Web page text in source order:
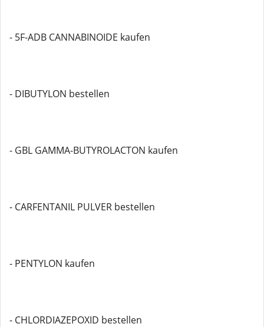
- 5F-ADB CANNABINOIDE kaufen
- DIBUTYLON bestellen
- GBL GAMMA-BUTYROLACTON kaufen
- CARFENTANIL PULVER bestellen
- PENTYLON kaufen
- CHLORDIAZEPOXID bestellen